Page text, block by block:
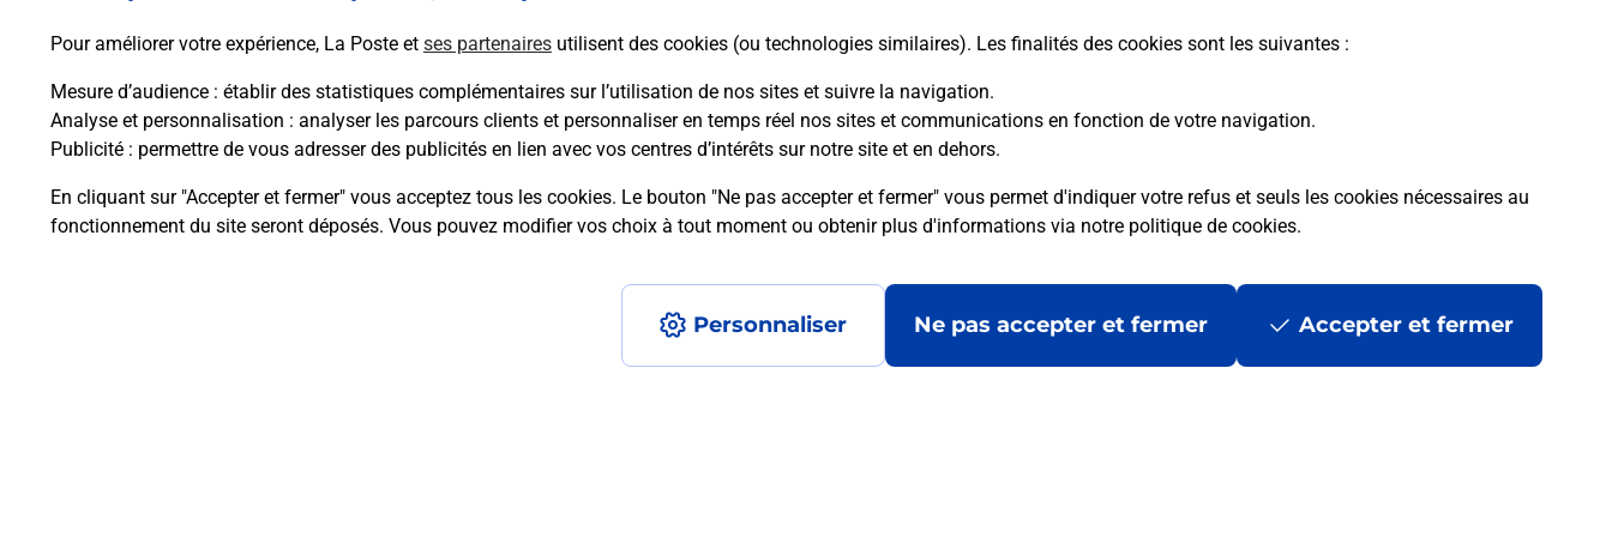
Pour améliorer votre expérience, La Poste et ses partenaires utilisent des cookies (ou technologies similaires). Les finalités des cookies sont les suivantes :
Mesure d’audience : établir des statistiques complémentaires sur l’utilisation de nos sites et suivre la navigation.
Analyse et personnalisation : analyser les parcours clients et personnaliser en temps réel nos sites et communications en fonction de votre navigation.
Publicité : permettre de vous adresser des publicités en lien avec vos centres d’intérêts sur notre site et en dehors.
En cliquant sur "Accepter et fermer" vous acceptez tous les cookies. Le bouton "Ne pas accepter et fermer" vous permet d'indiquer votre refus et seuls les cookies nécessaires au
fonctionnement du site seront déposés. Vous pouvez modifier vos choix à tout moment ou obtenir plus d'informations via notre politique de cookies.
Personnaliser Ne pas accepter et fermer Accepter et fermer
En savoir plus
Questions fréquemment posées
Comment retourner un colis acheté en ligne depuis votre boîte aux lettres ?